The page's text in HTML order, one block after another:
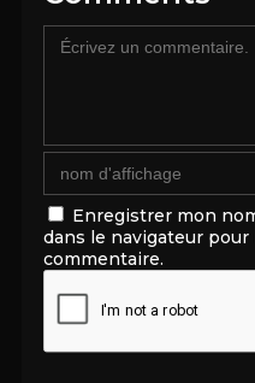
Enregistrer mon
dans le navigateur
commentaire.